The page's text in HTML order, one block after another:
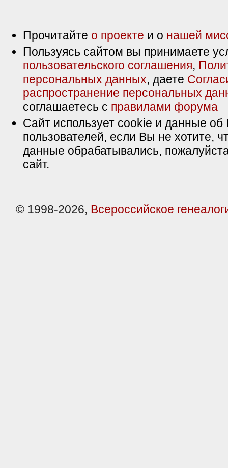
Прочитайте о проекте и о нашей
Пользуясь сайтом вы принимаете
пользовательского соглашения,
персональных данных, даете
распространение персональных
соглашаетесь с правилами форума
Сайт использует cookie и данные об
пользователей, если Вы не хотите,
данные обрабатывались,
сайт.
© 1998-2026, Всероссийское